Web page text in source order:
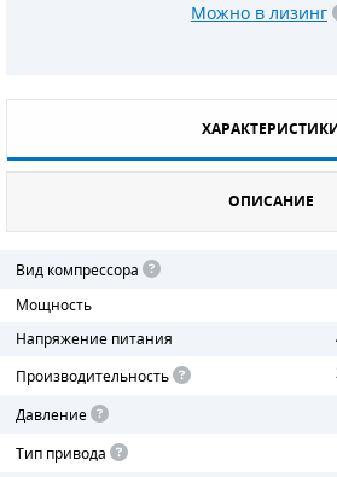
Можно в лизинг
ОПИСАНИЕ
Вид компрессора
Мощность
Напряжение питания
Производительность
Давление
Тип привода
БЕНЗИНОВЫЕ ДВИГАТЕЛИ
МОТОРНОЕ МАСЛО
ПОДШИПНИКИ
ДЕТАЛИ ПОРШНЕВЫХ КОМПРЕССОРОВ